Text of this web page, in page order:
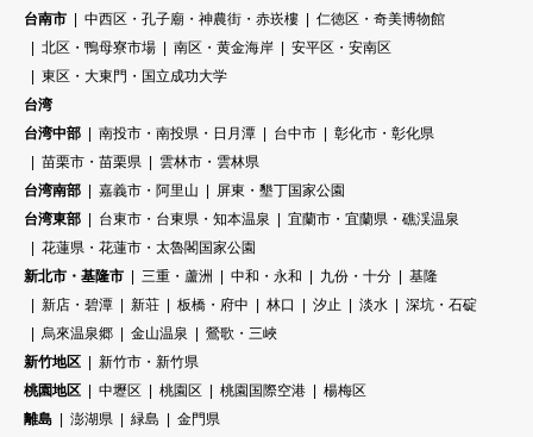
台南市
中西区・孔子廟・神農街・赤崁樓
仁徳区・奇美博物館
北区・鴨母寮市場
南区・黄金海岸
安平区・安南区
東区・大東門・国立成功大学
台湾
台湾中部
南投市・南投県・日月潭 台中市
彰化市・彰化県
苗栗市・苗栗県
雲林市・雲林県
台湾南部
嘉義市・阿里山
屏東・墾丁国家公園
台湾東部
台東市・台東県・知本温泉
宜蘭市・宜蘭県・礁渓温泉
花蓮県・花蓮市・太魯閣国家公園
新北市・基隆市
三重・蘆洲 中和・永和 九份・十分
基隆
新店・碧潭
新荘 板橋・府中 林口 汐止 淡水
深坑・石碇
烏來温泉郷
金山温泉
鶯歌・三峽
新竹地区
新竹市・新竹県
桃園地区
中壢区 桃園区 桃園国際空港
楊梅区
離島
澎湖県 緑島
金門県